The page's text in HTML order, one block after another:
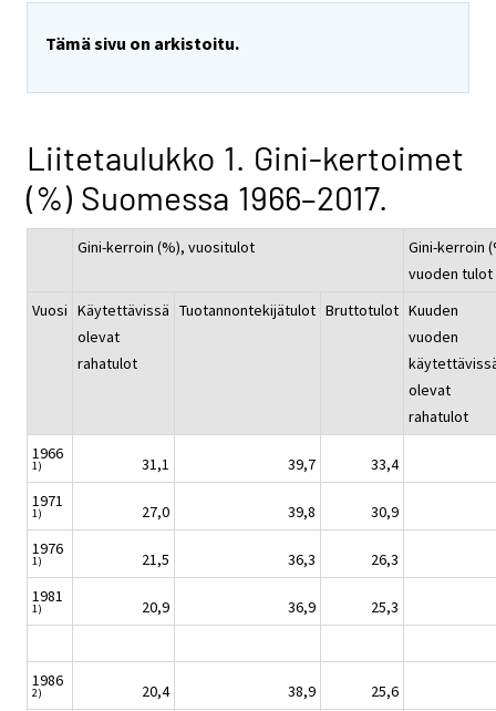
Tämä sivu on arkistoitu.
Liitetaulukko 1. Gini-kertoimet
(%) Suomessa 1966–2017.
Gini-kerroin (%), vuositulot
Gini-kerroin
vuoden tulot
Vuosi Käytettävissä
olevat
rahatulot
Tuotannontekijätulot Bruttotulot Kuuden
vuoden
olevat
rahatulot
1966
1) 31,1 39,7
33,4
1971
1) 27,0 39,8
30,9
1976
1) 21,5 36,3
26,3
1981
1) 20,9 36,9 25,3
1986
2) 20,4 38,9
25,6